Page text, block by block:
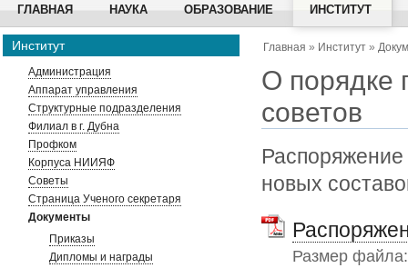
ГЛАВНАЯ НАУКА ОБРАЗОВАНИЕ ИНСТИТУТ
Институт
Администрация
Аппарат управления
Структурные подразделения
Филиал в г. Дубна
Профком
Корпуса НИИЯФ
Советы
Страница Ученого секретаря
Документы
Приказы
Дипломы и награды
Главная » Институт »
О порядке
советов
новых
Размер